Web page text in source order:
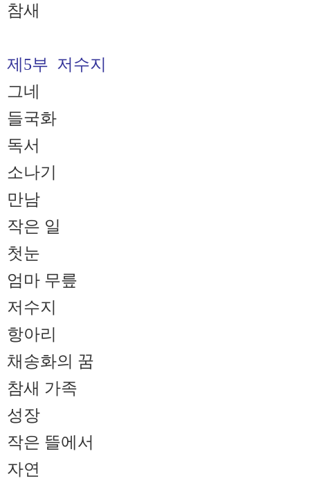
참새
제5부 저수지
그네
들국화
독서
소나기
만남
작은 일
첫눈
엄마 무릎
저수지
항아리
채송화의 꿈
참새 가족
성장
작은 뜰에서
자연